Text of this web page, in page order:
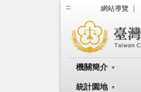
::: 網站導覽
機關簡介
統計園地